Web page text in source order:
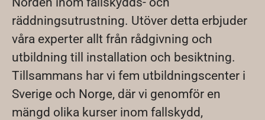
räddningsutrustning. Utöver detta erbjuder
våra experter allt från rådgivning och
utbildning till installation och besiktning.
Tillsammans har vi fem utbildningscenter i
Sverige och Norge, där vi genomför en
mängd olika kurser inom fallskydd,